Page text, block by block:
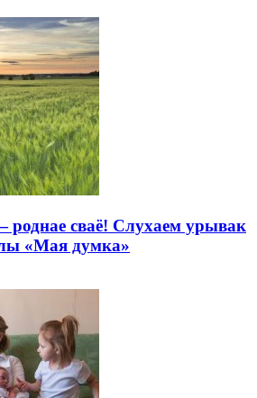
роднае сваё! Слухаем урывак
«Мая думка»